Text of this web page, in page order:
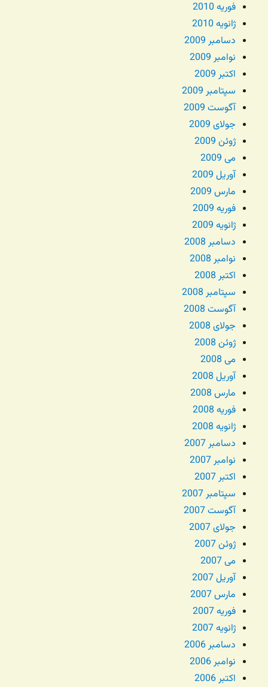
فوریه 2010
ژانویه 2010
دسامبر 2009
نوامبر 2009
اکتبر 2009
سپتامبر 2009
آگوست 2009
جولای 2009
ژوئن 2009
می 2009
آوریل 2009
مارس 2009
فوریه 2009
ژانویه 2009
دسامبر 2008
نوامبر 2008
اکتبر 2008
سپتامبر 2008
آگوست 2008
جولای 2008
ژوئن 2008
می 2008
آوریل 2008
مارس 2008
فوریه 2008
ژانویه 2008
دسامبر 2007
نوامبر 2007
اکتبر 2007
سپتامبر 2007
آگوست 2007
جولای 2007
ژوئن 2007
می 2007
آوریل 2007
مارس 2007
فوریه 2007
ژانویه 2007
دسامبر 2006
نوامبر 2006
اکتبر 2006